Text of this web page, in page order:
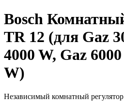
Bosch
TR 12 (для Gaz
4000 W, Gaz
W)
Независимый комнатный